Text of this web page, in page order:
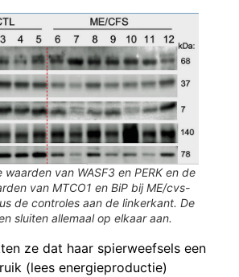
van WASF3 en PERK en de
van MTCO1 en BiP bij ME/cvs-
de controles aan de linkerkant. De
sluiten allemaal op elkaar aan.
ze dat haar spierweefsels een
(lees energieproductie)